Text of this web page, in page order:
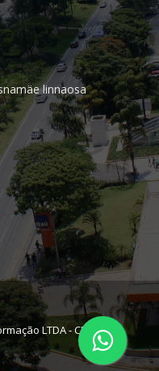
linnaosa
LTDA - CNPJ: